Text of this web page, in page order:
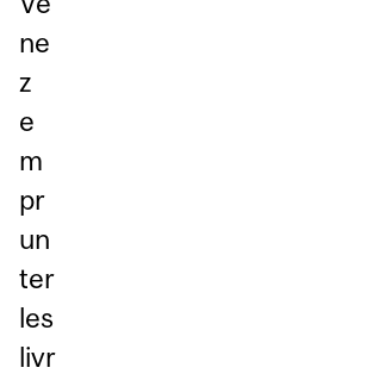
ne
z
e
m
pr
un
ter
les
livr